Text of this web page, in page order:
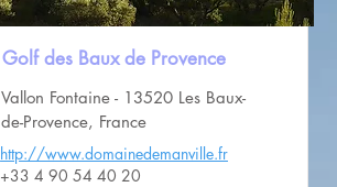
Golf des Baux de Provence
Vallon Fontaine - 13520 Les Baux-
de-Provence, France
http://www.domainedemanville.fr
+33 4 90 54 40 20